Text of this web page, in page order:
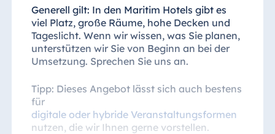
Generell gilt: In den Maritim Hotels gibt es
viel Platz, große Räume, hohe Decken und
Tageslicht. Wenn wir wissen, was Sie planen,
unterstützen wir Sie von Beginn an bei der
Umsetzung. Sprechen Sie uns an.
Tipp: Dieses Angebot lässt sich auch bestens
für
digitale oder hybride Veranstaltungsformen
nutzen, die wir Ihnen gerne vorstellen.